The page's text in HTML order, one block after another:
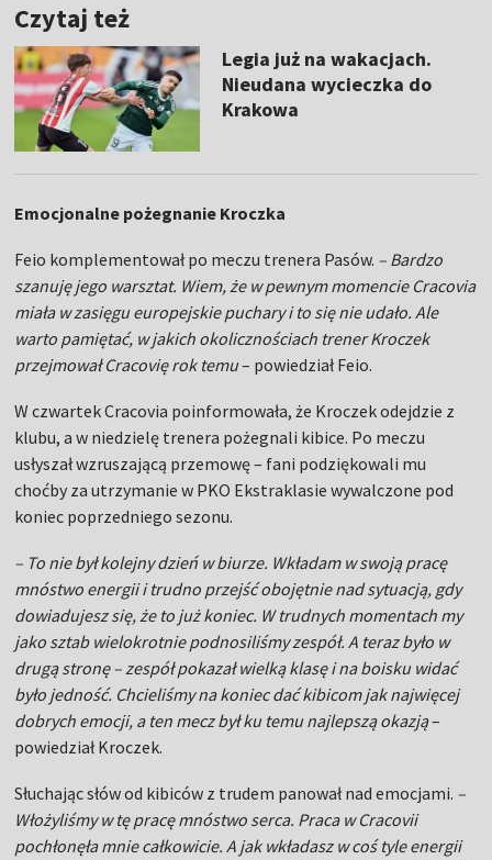
Czytaj też
Legia już na wakacjach.
Nieudana wycieczka do
Krakowa
Emocjonalne pożegnanie Kroczka
Feio komplementował po meczu trenera Pasów. – Bardzo
szanuję jego warsztat. Wiem, że w pewnym momencie Cracovia
miała w zasięgu europejskie puchary i to się nie udało. Ale
warto pamiętać, w jakich okolicznościach trener Kroczek
przejmował Cracovię rok temu– powiedział Feio.
W czwartek Cracovia poinformowała, że Kroczek odejdzie z
klubu, a w niedzielę trenera pożegnali kibice. Po meczu
usłyszał wzruszającą przemowę – fani podziękowali mu
choćby za utrzymanie w PKO Ekstraklasie wywalczone pod
koniec poprzedniego sezonu.
– To nie był kolejny dzień w biurze. Wkładam w swoją pracę
mnóstwo energii i trudno przejść obojętnie nad sytuacją, gdy
dowiadujesz się, że to już koniec. W trudnych momentach my
jako sztab wielokrotnie podnosiliśmy zespół. A teraz było w
drugą stronę – zespół pokazał wielką klasę i na boisku widać
było jedność. Chcieliśmy na koniec dać kibicom jak najwięcej
dobrych emocji, a ten mecz był ku temu najlepszą okazją–
powiedział Kroczek.
Słuchając słów od kibiców z trudem panował nad emocjami. –
Włożyliśmy w tę pracę mnóstwo serca. Praca w Cracovii
pochłonęła mnie całkowicie. A jak wkładasz w coś tyle energii